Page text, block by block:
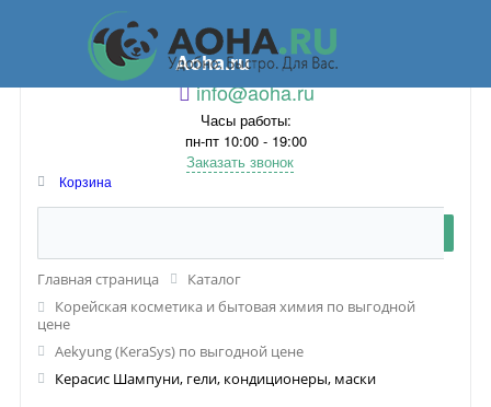
Aoha.ru
info@aoha.ru
Часы работы:
пн-пт 10:00 - 19:00
Заказать звонок
Корзина
Главная страница
Каталог
Корейская косметика и бытовая химия по выгодной
цене
Aekyung (KeraSys) по выгодной цене
Керасис Шампуни, гели, кондиционеры, маски